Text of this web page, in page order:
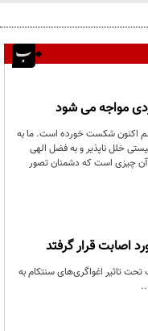
مواجه می شود
اکنون شکست خورده است. ما به
خلل ناپذیر و به فضل الهی
آن چیزی است که دشمنان تصور
تاثیر اغواگری‌های سنتکام به